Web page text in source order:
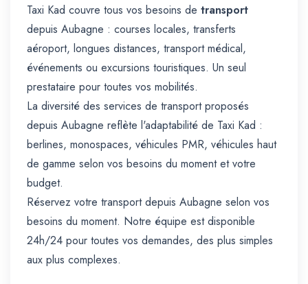
Taxi Kad couvre tous vos besoins de transport
depuis Aubagne : courses locales, transferts
aéroport, longues distances, transport médical,
événements ou excursions touristiques. Un seul
prestataire pour toutes vos mobilités.
La diversité des services de transport proposés
depuis Aubagne reflète l'adaptabilité de Taxi Kad :
berlines, monospaces, véhicules PMR, véhicules haut
de gamme selon vos besoins du moment et votre
budget.
Réservez votre transport depuis Aubagne selon vos
besoins du moment. Notre équipe est disponible
24h/24 pour toutes vos demandes, des plus simples
aux plus complexes.